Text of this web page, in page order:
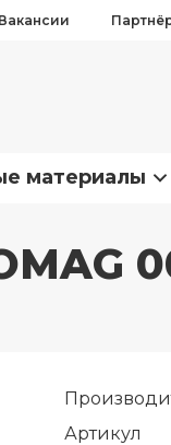
Вакансии
материалы
Артикул